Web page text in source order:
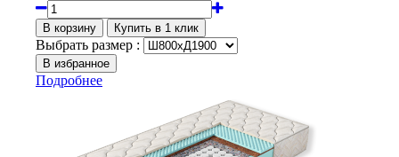
Выбрать размер :
Подробнее